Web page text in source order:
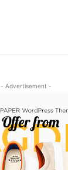
- Advertisement -